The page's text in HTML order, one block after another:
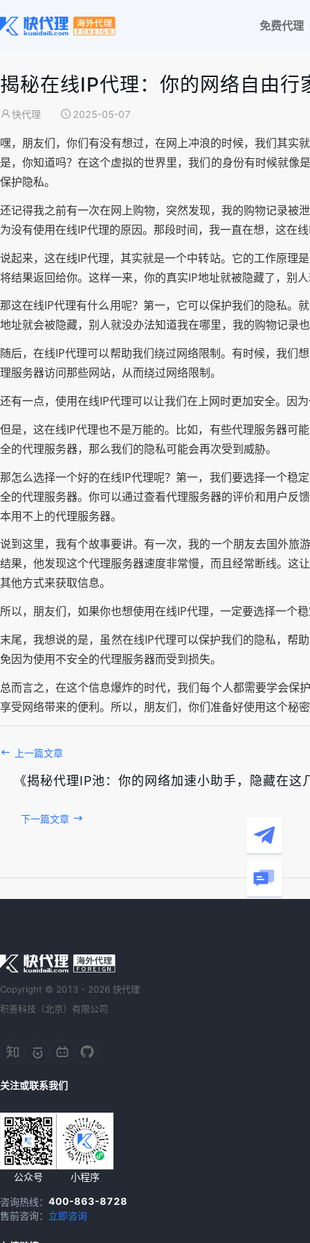
免费代理
揭秘在线IP代理：你的网络自由
快代理 2025-05-07
嘿，朋友们，你们有没有想过，在网上冲浪的时候，我们其实
是，你知道吗？在这个虚拟的世界里，我们的身份有时候就像
保护隐私。
还记得我之前有一次在网上购物，突然发现，我的购物记录被
为没有使用在线IP代理的原因。那段时间，我一直在想，这在
说起来，这在线IP代理，其实就是一个中转站。它的工作原理
将结果返回给你。这样一来，你的真实IP地址就被隐藏了，别
那这在线IP代理有什么用呢？第一，它可以保护我们的隐私。
地址就会被隐藏，别人就没办法知道我在哪里，我的购物记录
随后，在线IP代理可以帮助我们绕过网络限制。有时候，我们
理服务器访问那些网站，从而绕过网络限制。
还有一点，使用在线IP代理可以让我们在上网时更加安全。因
但是，这在线IP代理也不是万能的。比如，有些代理服务器可
全的代理服务器，那么我们的隐私可能会再次受到威胁。
那怎么选择一个好的在线IP代理呢？第一，我们要选择一个稳
全的代理服务器。你可以通过查看代理服务器的评价和用户反
本用不上的代理服务器。
说到这里，我有个故事要讲。有一次，我的一个朋友去国外旅
结果，他发现这个代理服务器速度非常慢，而且经常断线。这
其他方式来获取信息。
所以，朋友们，如果你也想使用在线IP代理，一定要选择一个
末尾，我想说的是，虽然在线IP代理可以保护我们的隐私，帮
免因为使用不安全的代理服务器而受到损失。
总而言之，在这个信息爆炸的时代，我们每个人都需要学会保
享受网络带来的便利。所以，朋友们，你们准备好使用这个秘
上一篇文章
《揭秘代理IP池：你的网络加速小助手，隐藏在这
下一篇文章
Copyright © 2013 - 2026 快代理
积善科技（北京）有限公司
关注或联系我们
公众号 小程序
咨询热线： 400-863-8728
售前咨询： 立即咨询